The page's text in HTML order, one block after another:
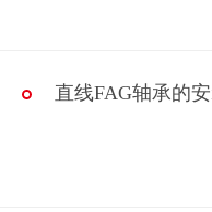
直线FAG轴承的